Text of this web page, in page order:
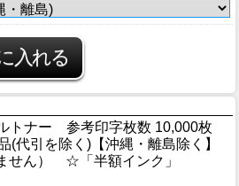
トナー 参考印字枚数 10,000枚
代引を除く)【沖縄・離島除く】
せん） ☆「半額インク」